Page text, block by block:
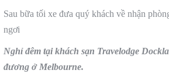
Sau bữa tối xe đưa quý khách về nhận
ngơi
Nghỉ đêm tại khách sạn Travelodge
đương ở Melbourne.